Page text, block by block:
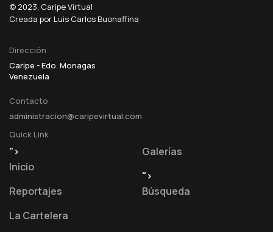
© 2023, Caripe Virtual
Creada por Luis Carlos Buonaffina
Dirección
Caripe - Edo. Monagas
Venezuela
Contacto
administracion@caripevirtual.com
Quick Link
">
Inicio
Reportajes
La Cartelera
Galerías
">
Búsqueda